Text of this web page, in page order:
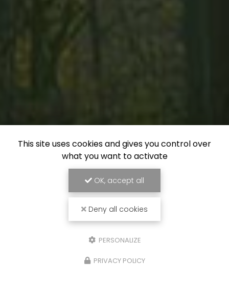
This site uses cookies and gives you control over
what you want to activate
OK, accept all
Deny all cookies
PERSONALIZE
PRIVACY POLICY